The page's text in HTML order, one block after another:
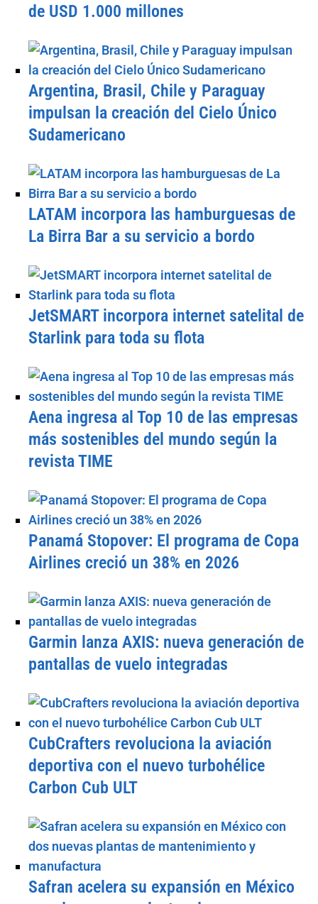
de USD 1.000 millones
Argentina, Brasil, Chile y Paraguay
impulsan la creación del Cielo Único
Sudamericano
LATAM incorpora las hamburguesas de
La Birra Bar a su servicio a bordo
JetSMART incorpora internet satelital de
Starlink para toda su flota
Aena ingresa al Top 10 de las empresas
más sostenibles del mundo según la
revista TIME
Panamá Stopover: El programa de Copa
Airlines creció un 38% en 2026
Garmin lanza AXIS: nueva generación de
pantallas de vuelo integradas
CubCrafters revoluciona la aviación
deportiva con el nuevo turbohélice
Carbon Cub ULT
Safran acelera su expansión en México